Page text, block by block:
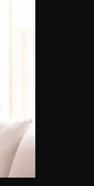
come
video e
uno